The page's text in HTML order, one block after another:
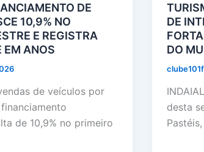
DE
10,9% NO
E REGISTRA
EM ANOS
de veículos por
de 10,9% no primeiro
DE
DO
desta